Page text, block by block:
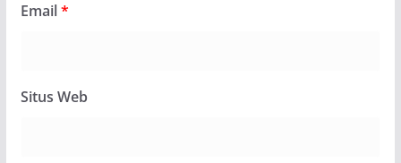
Email*
Situs Web